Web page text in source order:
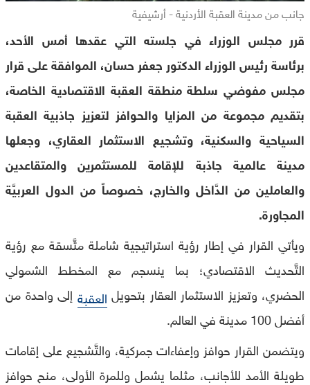
جانب من مدينة العقبة الأردنية - أرشيفية
قرر مجلس الوزراء في جلسته التي عقدها أمس الأحد،
برئاسة رئيس الوزراء الدكتور جعفر حسان، الموافقة على قرار
مجلس مفوضي سلطة منطقة العقبة الاقتصادية الخاصة،
بتقديم مجموعة من المزايا والحوافز لتعزيز جاذبية العقبة
السياحية والسكنية، وتشجيع الاستثمار العقاري، وجعلها
مدينة عالمية جاذبة للإقامة للمستثمرين والمتقاعدين
والعاملين من الدَّاخل والخارج، خصوصاً من الدول العربيَّة
المجاورة.
ويأتي القرار في إطار رؤية استراتيجية شاملة متَّسقة مع رؤية
التَّحديث الاقتصادي؛ بما ينسجم مع المخطط الشمولي
الحضري، وتعزيز الاستثمار العقار بتحويل العقبة إلى واحدة من
أفضل 100 مدينة في العالم.
ويتضمن القرار حوافز وإعفاءات جمركية، والتَّشجيع على إقامات
طويلة الأمد للأجانب، مثلما يشمل وللمرة الأولى، منح حوافز